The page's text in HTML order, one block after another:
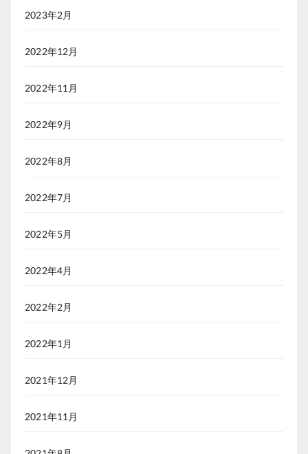
2023年2月
2022年12月
2022年11月
2022年9月
2022年8月
2022年7月
2022年5月
2022年4月
2022年2月
2022年1月
2021年12月
2021年11月